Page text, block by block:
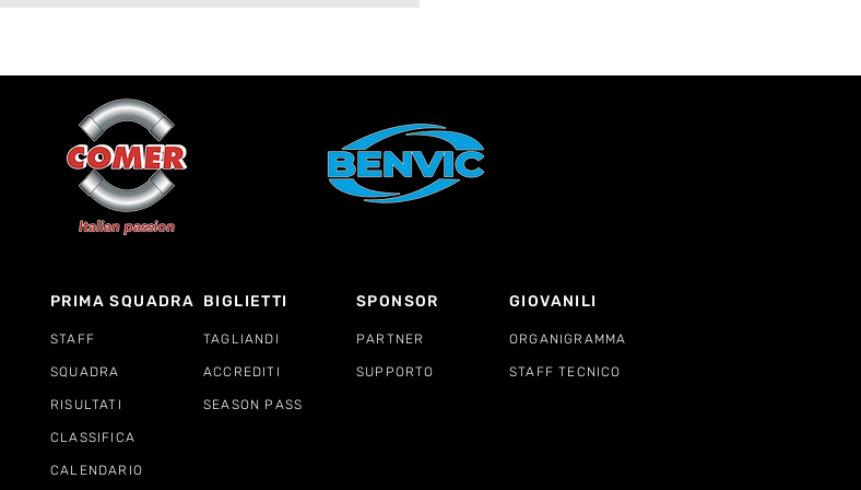
PRIMA SQUADRA BIGLIETTI SPONSOR
STAFF TAGLIANDI PARTNER
SQUADRA ACCREDITI SUPPORTO
RISULTATI SEASON PASS
CLASSIFICA
CALENDARIO
GIOVANILI
ORGANIGRAMMA
STAFF TECNICO